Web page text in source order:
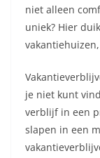
niet alleen
uniek? Hier
je niet kunt
verblijf in een
slapen in een